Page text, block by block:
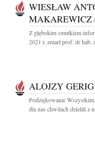
WIESŁAW
MAKAREWICZ
Z głębokim smutkiem
2021 r. zmarł prof. dr hab.
ALOJZY
Podziękowanie
dla nas chwilach dzielili z